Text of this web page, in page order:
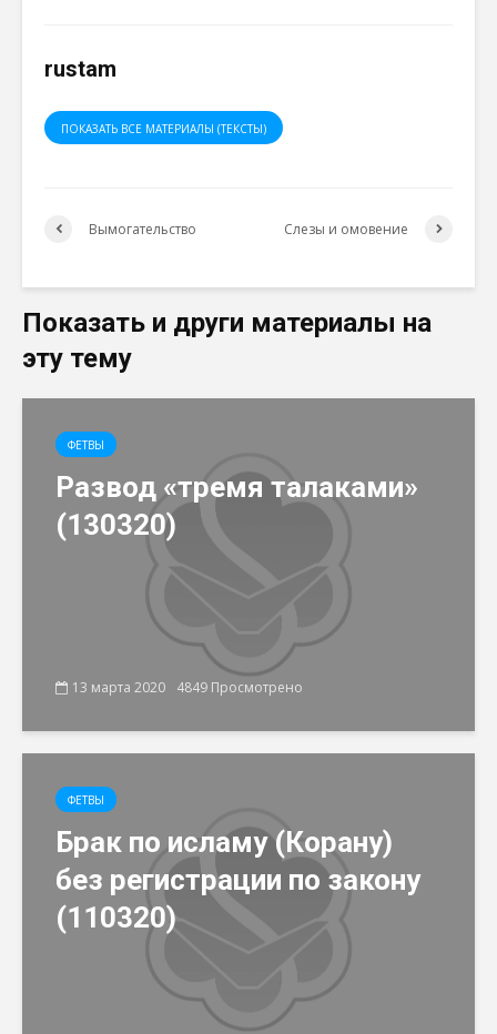
rustam
ПОКАЗАТЬ ВСЕ МАТЕРИАЛЫ (ТЕКСТЫ)
Вымогательство Слезы и омовение
Показать и други материалы на
эту тему
ФЕТВЫ
Развод «тремя талаками»
(130320)
13 марта 2020 4849 Просмотрено
ФЕТВЫ
Брак по исламу (Корану)
без регистрации по закону
(110320)